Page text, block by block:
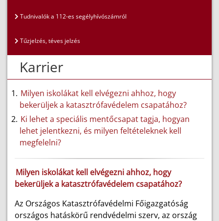
Tudnivalók a 112-es segélyhívószámról
Tűzjelzés, téves jelzés
Karrier
Milyen iskolákat kell elvégezni ahhoz, hogy
bekerüljek a katasztrófavédelem csapatához?
Ki lehet a speciális mentőcsapat tagja, hogyan
lehet jelentkezni, és milyen feltételeknek kell
megfelelni?
Milyen iskolákat kell elvégezni ahhoz, hogy
bekerüljek a katasztrófavédelem csapatához?
Az Országos Katasztrófavédelmi Főigazgatóság
országos hatáskörű rendvédelmi szerv, az ország